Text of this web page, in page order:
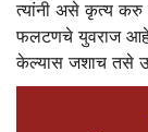
त्यांनी असे कृत्य करु
फलटणचे युवराज
केल्यास जशाच तसे